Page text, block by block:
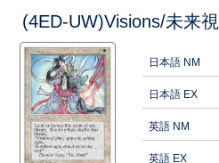
(4ED-UW)Visions/未来視
日本語 NM
日本語 EX
英語 NM
英語 EX